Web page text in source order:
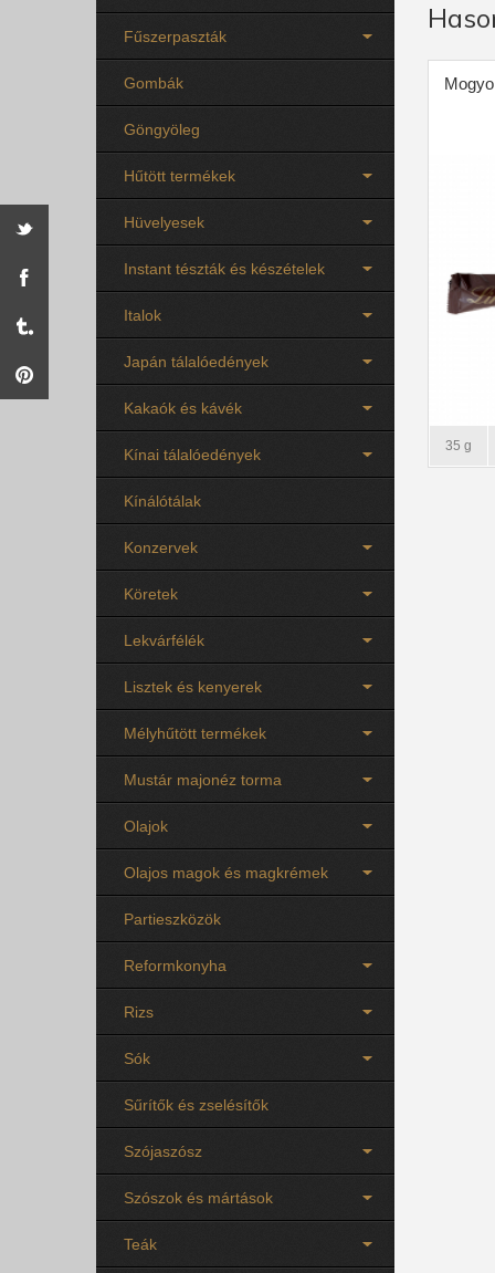
Fűszerpaszták
Gombák
Göngyöleg
Hűtött termékek
Hüvelyesek
Instant tészták és készételek
Italok
Japán tálalóedények
Kakaók és kávék
Kínai tálalóedények
Kínálótálak
Konzervek
Köretek
Lekvárfélék
Lisztek és kenyerek
Mélyhűtött termékek
Mustár majonéz torma
Olajok
Olajos magok és magkrémek
Partieszközök
Reformkonyha
Rizs
Sók
Sűrítők és zselésítők
Szójaszósz
Szószok és mártások
Teák
35 g